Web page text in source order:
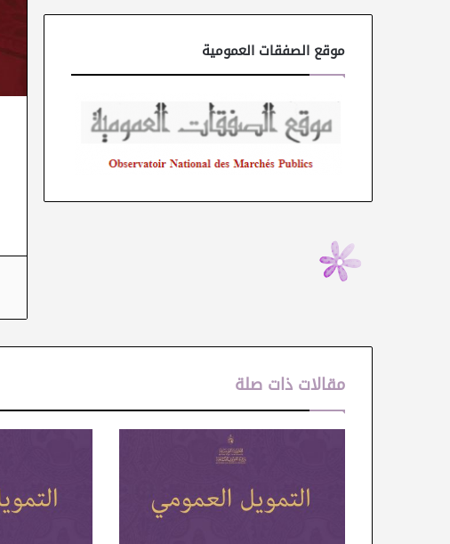
موقع الصفقات العمومية
مقالات ذات صلة